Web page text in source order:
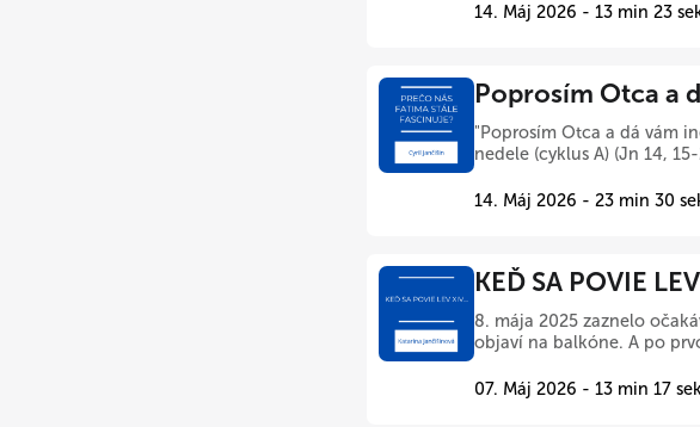
14. Máj 2026 - 13 min 23
Poprosím Otca a
"Poprosím Otca a dá vám
nedele (cyklus A) (Jn 14,
14. Máj 2026 - 23 min 30
KEĎ SA POVIE
8. mája 2025 zaznelo
objaví na balkóne. A po
07. Máj 2026 - 13 min 17